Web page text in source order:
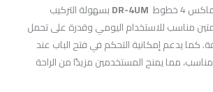
خطوط
بسهولة التركيب
مناسب للاستخدام اليومي وقدرة على تحمل
كما يدعم إمكانية التحكم في فتح الباب عند
مما يمنح المستخدمين مزيدًا من الراحة